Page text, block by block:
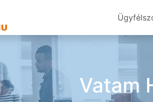
Vatam